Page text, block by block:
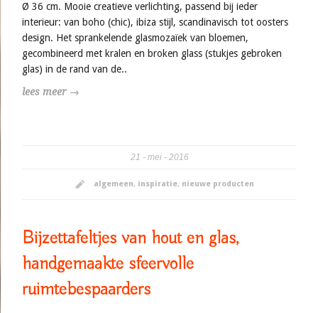
Ø 36 cm. Mooie creatieve verlichting, passend bij ieder
interieur: van boho (chic), ibiza stijl, scandinavisch tot oosters
design. Het sprankelende glasmozaïek van bloemen,
gecombineerd met kralen en broken glass (stukjes gebroken
glas) in de rand van de..
lees meer →
21 mei 2016
algemeen, inspiratie, nieuwe producten
Bijzettafeltjes van hout en glas,
handgemaakte sfeervolle
ruimtebespaarders